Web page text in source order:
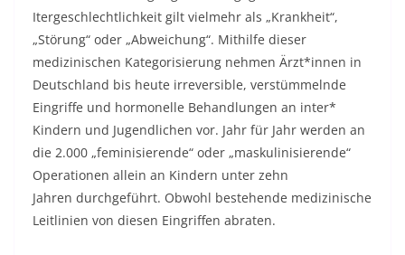
Itergeschlechtlichkeit gilt vielmehr als „Krankheit“,
„Störung“ oder „Abweichung“. Mithilfe dieser
medizinischen Kategorisierung nehmen Ärzt*innen in
Deutschland bis heute irreversible, verstümmelnde
Eingriffe und hormonelle Behandlungen an inter*
Kindern und Jugendlichen vor. Jahr für Jahr werden an
die 2.000 „feminisierende“ oder „maskulinisierende“
Operationen allein an Kindern unter zehn
Jahren durchgeführt. Obwohl bestehende medizinische
Leitlinien von diesen Eingriffen abraten.